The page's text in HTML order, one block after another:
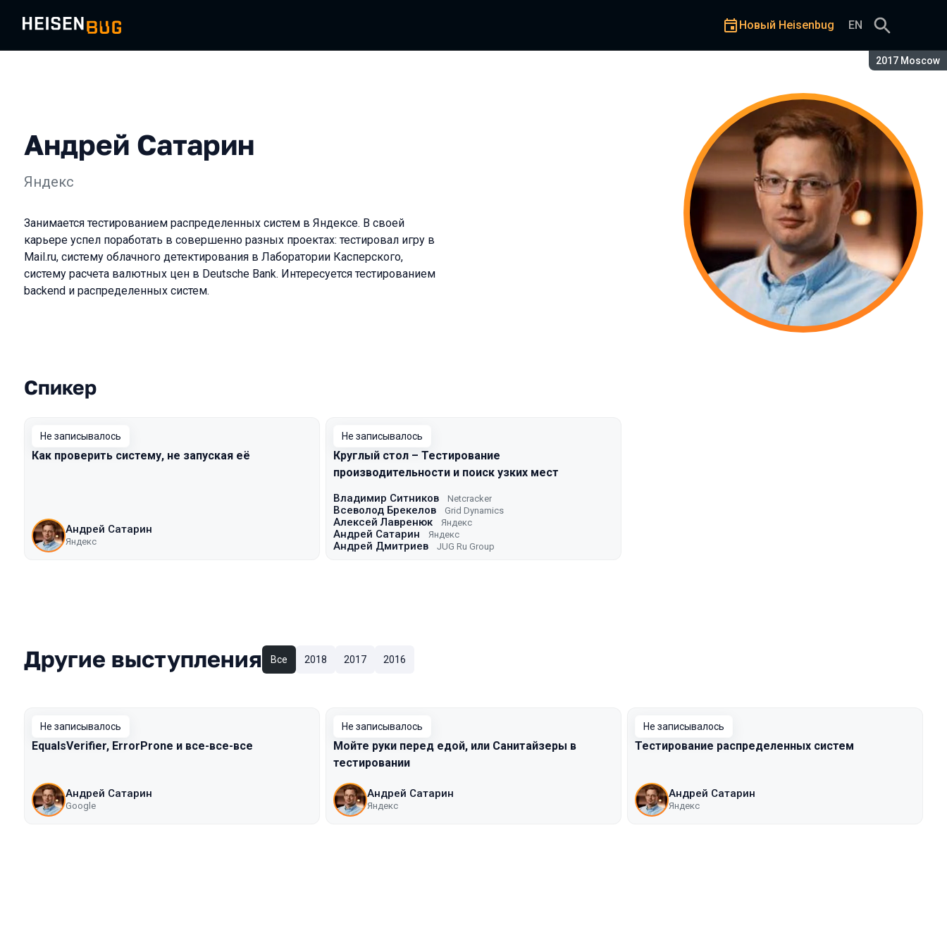
Сезон:
2017 Moscow
Новый Heisenbug EN
Андрей Сатарин
Яндекс
Занимается тестированием распределенных систем в Яндексе. В своей
карьере успел поработать в совершенно разных проектах: тестировал игру в
Mail.ru, систему облачного детектирования в Лаборатории Касперского,
систему расчета валютных цен в Deutsche Bank. Интересуется тестированием
backend и распределенных систем.
Выступления в сезоне 2017 Moscow
Спикер
Не записывалось
Как проверить систему, не запуская её
Андрей Сатарин
Яндекс
Не записывалось
Круглый стол – Тестирование
производительности и поиск узких мест
Владимир Ситников Netcracker
Всеволод Брекелов Grid Dynamics
Алексей Лавренюк Яндекс
Андрей Сатарин Яндекс
Андрей Дмитриев JUG Ru Group
Другие выступления Все 2018 2017 2016
Не записывалось
EqualsVerifier, ErrorProne и все-все-все
Андрей Сатарин
Google
Не записывалось
Мойте руки перед едой, или Санитайзеры в
тестировании
Андрей Сатарин
Яндекс
Не записывалось
Тестирование распределенных систем
Андрей Сатарин
Яндекс